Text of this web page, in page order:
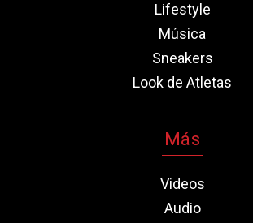
Lifestyle
Música
Sneakers
Look de Atletas
Más
Videos
Audio